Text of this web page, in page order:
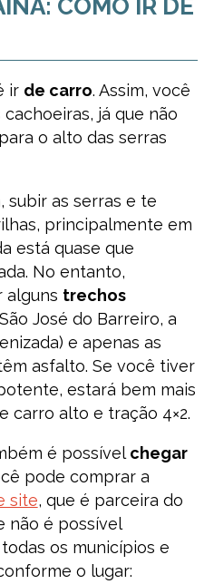
COMO IR DE
ir de carro. Assim, você
já que não
o alto das serras
subir as serras e te
principalmente em
está quase que
No entanto,
alguns trechos
José do Barreiro, a
e apenas as
asfalto. Se você tiver
estará bem mais
carro alto e tração 4×2.
é possívelchegar
pode comprar a
site, que é parceira do
não é possível
os municípios e
o lugar: